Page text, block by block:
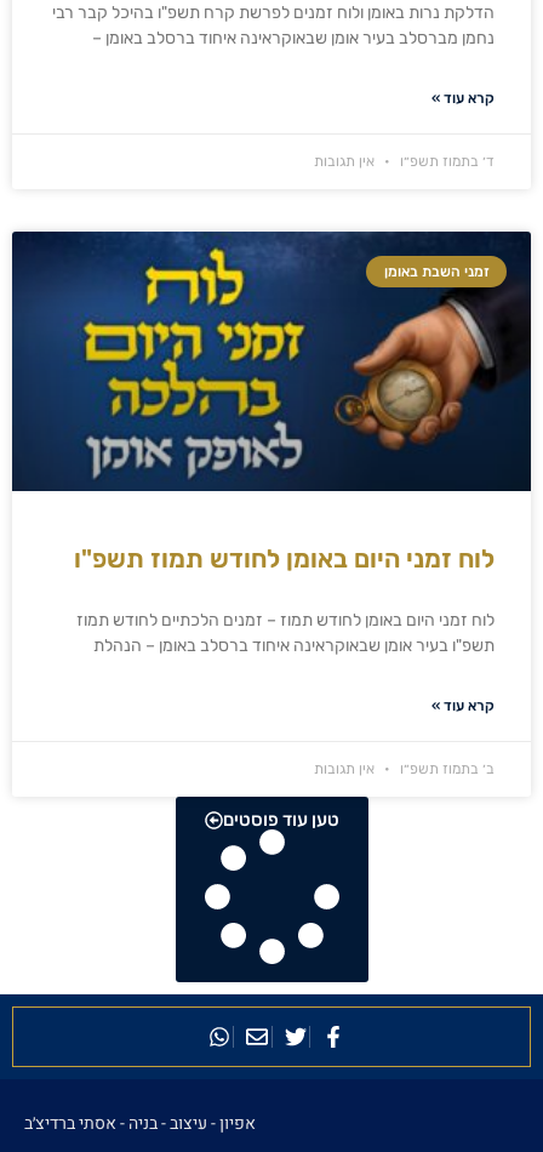
הדלקת נרות באומן ולוח זמנים לפרשת קרח תשפ"ו בהיכל קבר רבי
נחמן מברסלב בעיר אומן שבאוקראינה איחוד ברסלב באומן –
קרא עוד »
ד׳ בתמוז תשפ״ו אין תגובות
זמני השבת באומן
לוח זמני היום באומן לחודש תמוז תשפ"ו
לוח זמני היום באומן לחודש תמוז – זמנים הלכתיים לחודש תמוז
תשפ"ו בעיר אומן שבאוקראינה איחוד ברסלב באומן – הנהלת
קרא עוד »
ב׳ בתמוז תשפ״ו אין תגובות
טען עוד פוסטים
אפיון - עיצוב - בניה -אסתי ברדיצ׳ב